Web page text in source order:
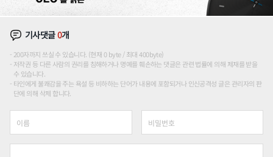
기사댓글0개
200자까지 쓰실 수 있습니다. (현재 0 byte / 최대 400byte)
저작권 등 다른 사람의 권리를 침해하거나 명예를 훼손하는 댓글은 관련 법률에 의해 제재를 받을
수 있습니다.
타인에게 불쾌감을 주는 욕설 등 비하하는 단어가 내용에 포함되거나 인신공격성 글은 관리자의 판
단에 의해 삭제 합니다.